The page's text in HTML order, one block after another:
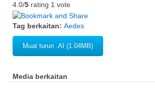
4.0/5 rating 1 vote
Tag berkaitan: Aedes
Muat turun .AI (1.04MB)
Media berkaitan